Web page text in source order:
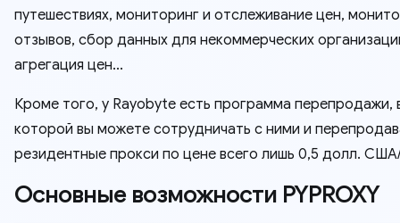
путешествиях, мониторинг и отслеживание цен,
отзывов, сбор данных для некоммерческих
агрегация цен...
Кроме того, у Rayobyte есть программа перепродажи,
которой вы можете сотрудничать с ними и
резидентные прокси по цене всего лишь 0,5 долл.
Основные возможности PYPROXY